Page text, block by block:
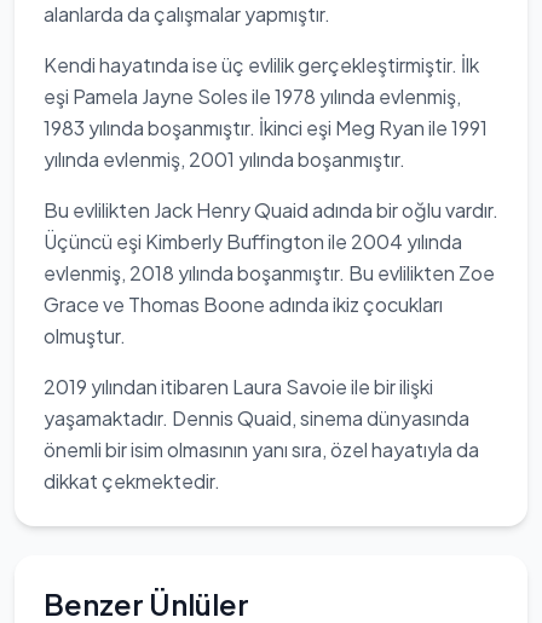
alanlarda da çalışmalar yapmıştır.
Kendi hayatında ise üç evlilik gerçekleştirmiştir. İlk
eşi Pamela Jayne Soles ile 1978 yılında evlenmiş,
1983 yılında boşanmıştır. İkinci eşi Meg Ryan ile 1991
yılında evlenmiş, 2001 yılında boşanmıştır.
Bu evlilikten Jack Henry Quaid adında bir oğlu vardır.
Üçüncü eşi Kimberly Buffington ile 2004 yılında
evlenmiş, 2018 yılında boşanmıştır. Bu evlilikten Zoe
Grace ve Thomas Boone adında ikiz çocukları
olmuştur.
2019 yılından itibaren Laura Savoie ile bir ilişki
yaşamaktadır. Dennis Quaid, sinema dünyasında
önemli bir isim olmasının yanı sıra, özel hayatıyla da
dikkat çekmektedir.
Benzer Ünlüler